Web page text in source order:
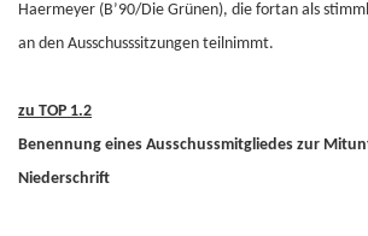
Haermeyer (B’90/Die Grünen), die fortan als
an den Ausschusssitzungen teilnimmt.
zu TOP 1.2
Benennung eines Ausschussmitgliedes zur
Niederschrift